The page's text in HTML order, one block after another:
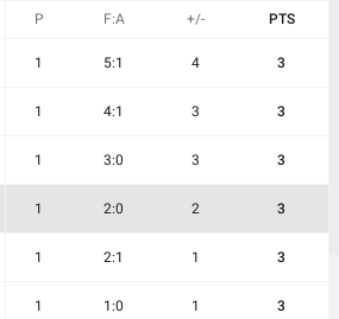
P F:A +/- PTS
1 5:1 4 3
1 4:1 3 3
1 3:0 3 3
1 2:0 2 3
1 2:1 1 3
1 1:0 1 3